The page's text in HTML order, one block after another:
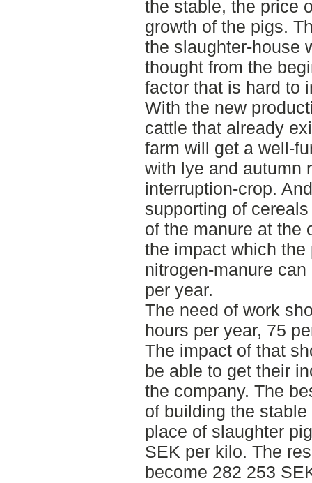
the stable, the price
growth of the pigs.
the slaughter-house
thought from the
factor that is hard to
With the new
cattle that already
farm will get a well-
with lye and autumn
interruption-crop.
supporting of
of the manure at the
the impact which the
nitrogen-manure
per year.
The need of work
hours per year, 75
The impact of that
be able to get their
the company. The
of building the
place of slaughter
SEK per kilo. The
become 282 253